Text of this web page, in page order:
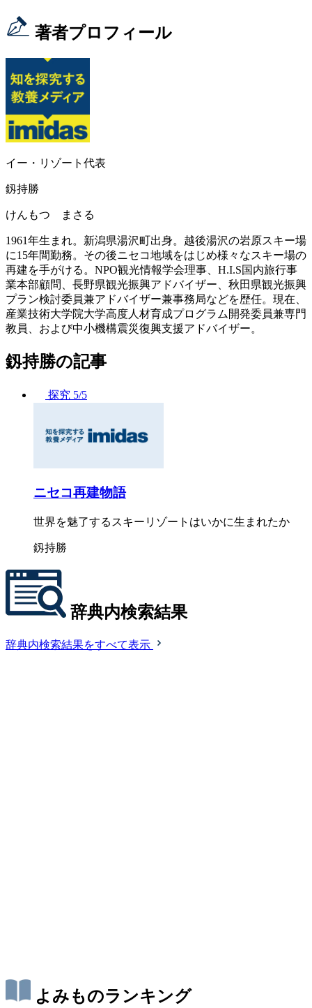
著者プロフィール
イー・リゾート代表
釼持勝
けんもつ まさる
1961年生まれ。新潟県湯沢町出身。越後湯沢の岩原スキー場
に15年間勤務。その後ニセコ地域をはじめ様々なスキー場の
再建を手がける。NPO観光情報学会理事、H.I.S国内旅行事
業本部顧問、長野県観光振興アドバイザー、秋田県観光振興
プラン検討委員兼アドバイザー兼事務局などを歴任。現在、
産業技術大学院大学高度人材育成プログラム開発委員兼専門
教員、および中小機構震災復興支援アドバイザー。
釼持勝の記事
探究 5/5
ニセコ再建物語
世界を魅了するスキーリゾートはいかに生まれたか
釼持勝
辞典内検索結果
辞典内検索結果をすべて表示
よみものランキング